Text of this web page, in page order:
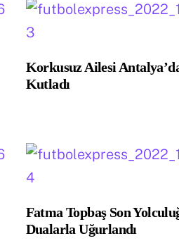
Korkusuz Ailesi
Kutladı
Fatma Topbaş Son
Dualarla Uğurlandı